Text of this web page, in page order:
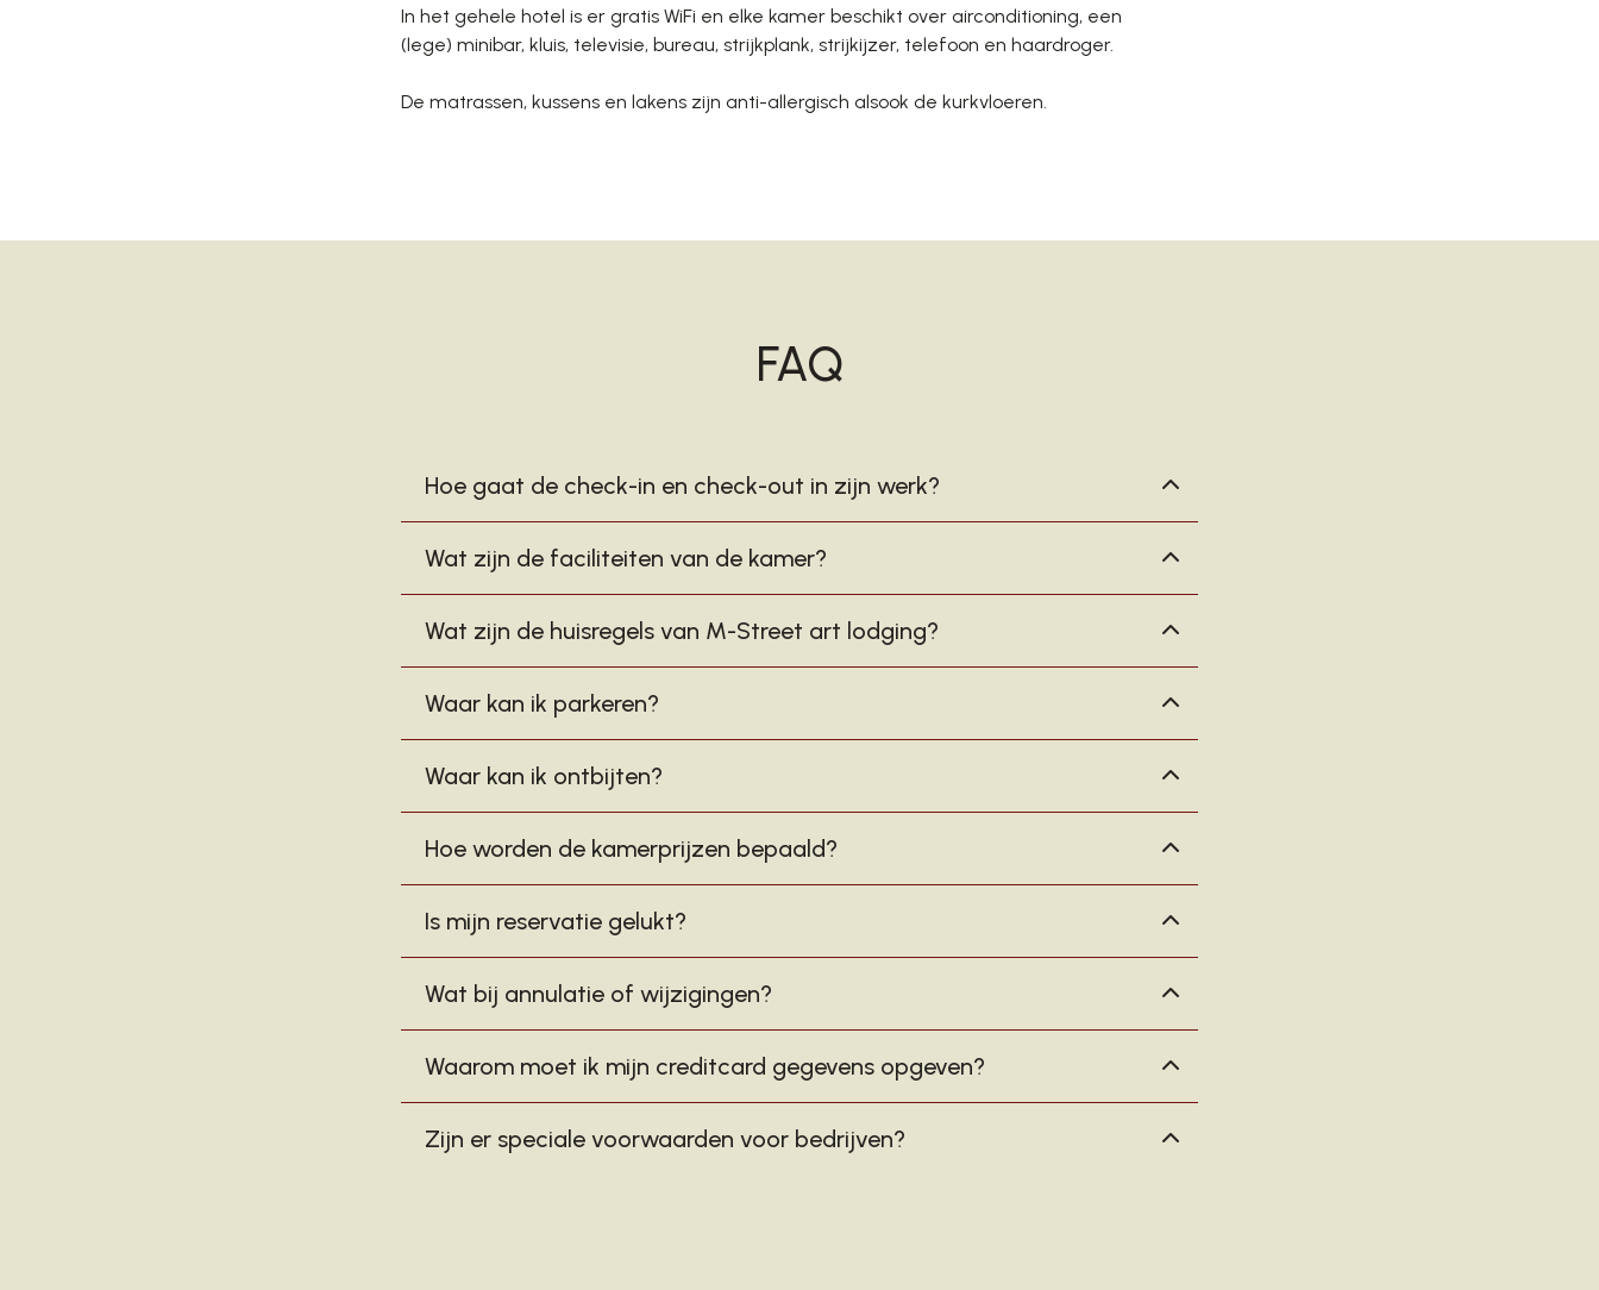
In het gehele hotel is er gratis WiFi en elke kamer beschikt over airconditioning, een
(lege) minibar, kluis, televisie, bureau, strijkplank, strijkijzer, telefoon en haardroger.
De matrassen, kussens en lakens zijn anti-allergisch alsook de kurkvloeren.
FAQ
Hoe gaat de check-in en check-out in zijn werk?
Wat zijn de faciliteiten van de kamer?
Wat zijn de huisregels van M-Street art lodging?
Waar kan ik parkeren?
Waar kan ik ontbijten?
Hoe worden de kamerprijzen bepaald?
Is mijn reservatie gelukt?
Wat bij annulatie of wijzigingen?
Waarom moet ik mijn creditcard gegevens opgeven?
Zijn er speciale voorwaarden voor bedrijven?